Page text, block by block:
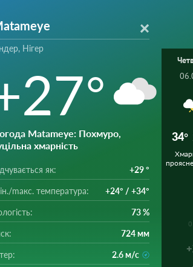
Нігер
Matameye: Похмуро,
хмарність
як: +29 °
mакс. температура: +24° / +34°
73 %
724 мм
2.6 м/с
34°